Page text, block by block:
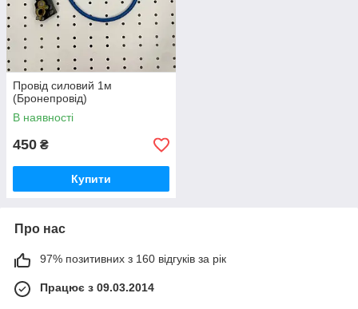
Провід силовий 1м
(Бронепровід)
В наявності
450 ₴
Купити
Про нас
97% позитивних з 160 відгуків за рік
Працює з 09.03.2014